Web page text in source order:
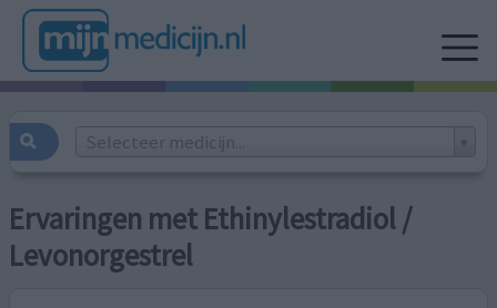
Selecteer medicijn...
Ervaringen met Ethinylestradiol /
Levonorgestrel